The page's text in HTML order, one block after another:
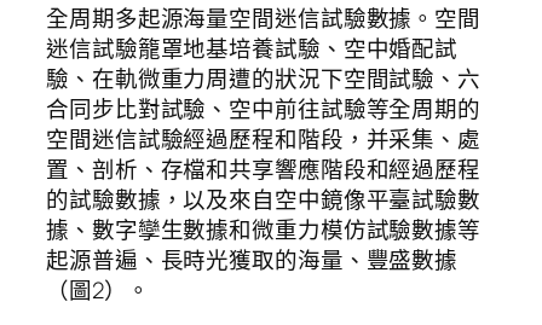
全周期多起源海量空間迷信試驗數據。空間
迷信試驗籠罩地基培養試驗、空中婚配試
驗、在軌微重力周遭的狀況下空間試驗、六
合同步比對試驗、空中前往試驗等全周期的
空間迷信試驗經過歷程和階段，并采集、處
置、剖析、存檔和共享響應階段和經過歷程
的試驗數據，以及來自空中鏡像平臺試驗數
據、數字孿生數據和微重力模仿試驗數據等
起源普遍、長時光獲取的海量、豐盛數據
（圖2）。